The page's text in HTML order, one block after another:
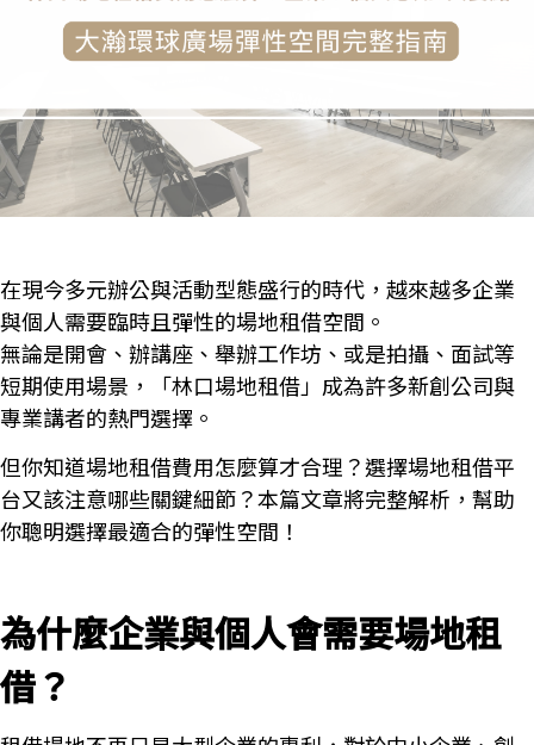
在現今多元辦公與活動型態盛行的時代，越來越多企業
與個人需要臨時且彈性的場地租借空間。
無論是開會、辦講座、舉辦工作坊、或是拍攝、面試等
短期使用場景，「林口場地租借」成為許多新創公司與
專業講者的熱門選擇。
但你知道場地租借費用怎麼算才合理？選擇場地租借平
台又該注意哪些關鍵細節？本篇文章將完整解析，幫助
你聰明選擇最適合的彈性空間！
為什麼企業與個人會需要場地租
借？